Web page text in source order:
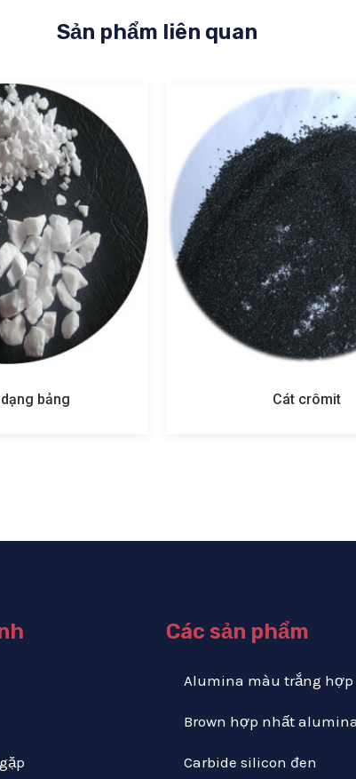
Sản phẩm liên quan
Hạt nhôm oxit
Các sản phẩm
Alumina màu trắng
Brown hợp nhất
Carbide silicon đen